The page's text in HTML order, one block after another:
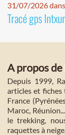
31/07/2026
Tracé gps
A propos
Depuis 1999,
articles et fiches
France
Maroc,
le trekking,
raquettes à